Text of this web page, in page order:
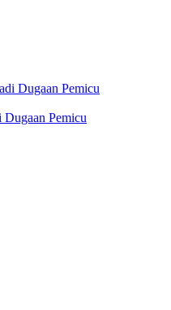
Pemicu